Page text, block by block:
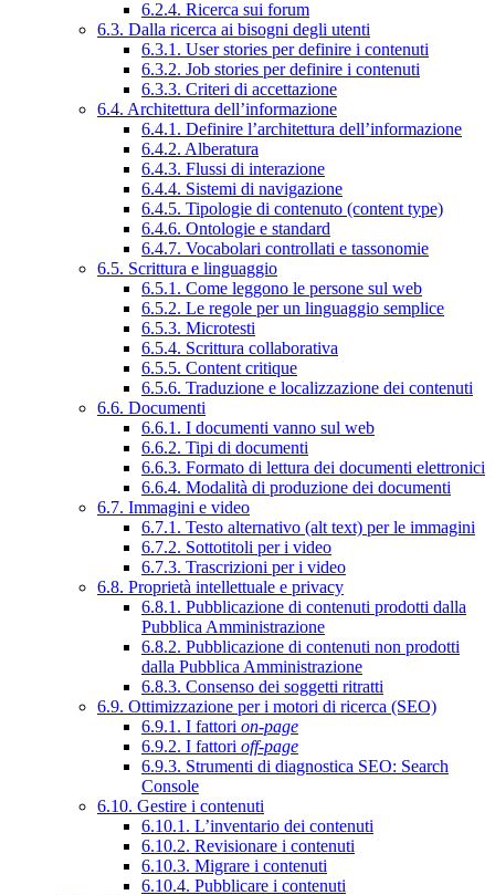
6.2.4. Ricerca sui forum
6.3. Dalla ricerca ai bisogni degli utenti
6.3.1. User stories per definire i contenuti
6.3.2. Job stories per definire i contenuti
6.3.3. Criteri di accettazione
6.4. Architettura dell’informazione
6.4.1. Definire l’architettura dell’informazione
6.4.2. Alberatura
6.4.3. Flussi di interazione
6.4.4. Sistemi di navigazione
6.4.5. Tipologie di contenuto (content type)
6.4.6. Ontologie e standard
6.4.7. Vocabolari controllati e tassonomie
6.5. Scrittura e linguaggio
6.5.1. Come leggono le persone sul web
6.5.2. Le regole per un linguaggio semplice
6.5.3. Microtesti
6.5.4. Scrittura collaborativa
6.5.5. Content critique
6.5.6. Traduzione e localizzazione dei contenuti
6.6. Documenti
6.6.1. I documenti vanno sul web
6.6.2. Tipi di documenti
6.6.3. Formato di lettura dei documenti elettronici
6.6.4. Modalità di produzione dei documenti
6.7. Immagini e video
6.7.1. Testo alternativo (alt text) per le immagini
6.7.2. Sottotitoli per i video
6.7.3. Trascrizioni per i video
6.8. Proprietà intellettuale e privacy
6.8.1. Pubblicazione di contenuti prodotti dalla
Pubblica Amministrazione
6.8.2. Pubblicazione di contenuti non prodotti
dalla Pubblica Amministrazione
6.8.3. Consenso dei soggetti ritratti
6.9. Ottimizzazione per i motori di ricerca (SEO)
6.9.1. I fattori on-page
6.9.2. I fattori off-page
6.9.3. Strumenti di diagnostica SEO: Search
Console
6.10. Gestire i contenuti
6.10.1. L’inventario dei contenuti
6.10.2. Revisionare i contenuti
6.10.3. Migrare i contenuti
6.10.4. Pubblicare i contenuti